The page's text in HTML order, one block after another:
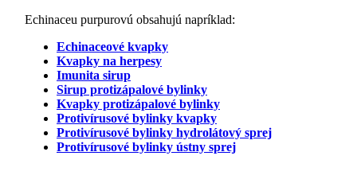
Echinaceu purpurovú obsahujú napríklad:
Echinaceové kvapky
Kvapky na herpesy
Imunita sirup
Sirup protizápalové bylinky
Kvapky protizápalové bylinky
Protivírusové bylinky kvapky
Protivírusové bylinky hydrolátový sprej
Protivírusové bylinky ústny sprej